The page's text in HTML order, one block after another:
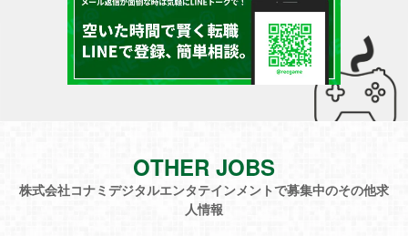
OTHER JOBS
株式会社コナミデジタルエンタテインメントで募集中のその他求
人情報